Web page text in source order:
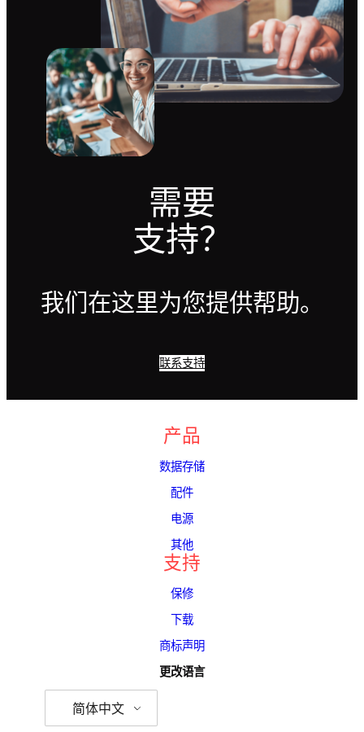
需要
支持？
我们在这里为您提供帮助。
联系支持
产品
数据存储
配件
电源
其他
支持
保修
下载
商标声明
更改语言
简体中文